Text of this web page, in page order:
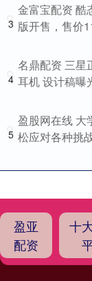
3
金富宝配资 酷
版开售，售价
4
名鼎配资 三星
耳机 设计稿曝
5
盈股网在线 大
松应对各种挑
盈亚
配资
十